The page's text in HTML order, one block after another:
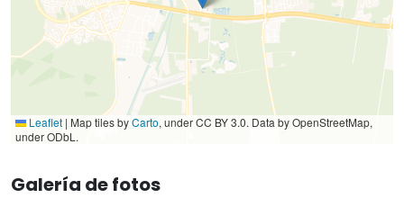
Leaflet | Map tiles byCarto, under CC BY 3.0. Data by OpenStreetMap,
under ODbL.
Galería de fotos